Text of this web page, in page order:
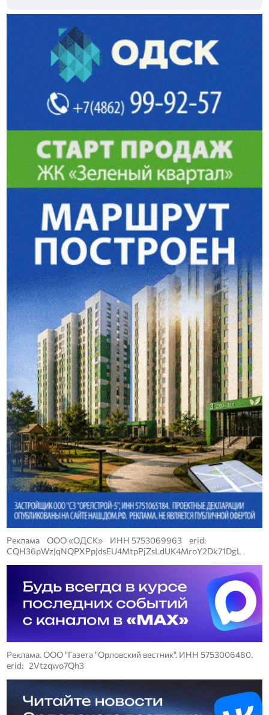
Реклама ООО «ОДСК» ИНН 5753069963 erid:
CQH36pWzJqNQPXPpJdsEU4MtpPjZsLdUK4MroY2Dk71DgL
Реклама. ООО "Газета "Орловский вестник". ИНН 5753006480.
erid: 2Vtzqwo7Qh3